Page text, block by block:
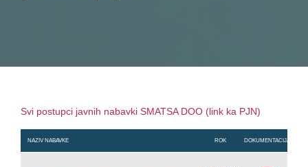
Svi postupci javnih nabavki SMATSA DOO (link ka PJN)
NAZIV NABAVKE ROK DOKUMENTACIJA